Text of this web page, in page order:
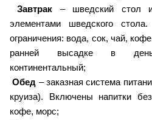
Завтрак – шведский стол
элементами шведского
ограничения: вода, сок, чай,
ранней высадке в
континентальный;
Обед – заказная система
круиза). Включены напитки
кофе, морс;